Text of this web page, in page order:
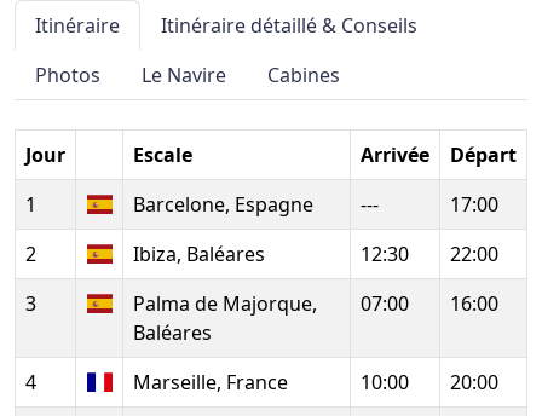
Itinéraire
Itinéraire détaillé & Conseils
Photos
Le Navire Cabines
Jour Escale Arrivée
Départ
1
Barcelone, Espagne ---
17:00
2
Ibiza, Baléares 12:30
22:00
3
Palma de Majorque,
Baléares
07:00 16:00
4 Marseille, France 10:00
20:00